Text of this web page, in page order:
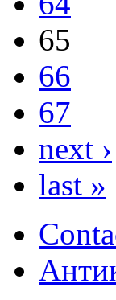
65
66
67
next ›
last »